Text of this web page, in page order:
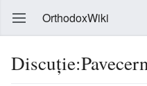
OrthodoxWiki